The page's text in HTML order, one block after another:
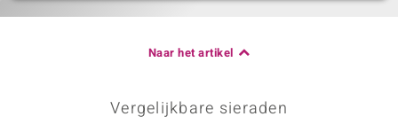
Naar het artikel
Vergelijkbare sieraden